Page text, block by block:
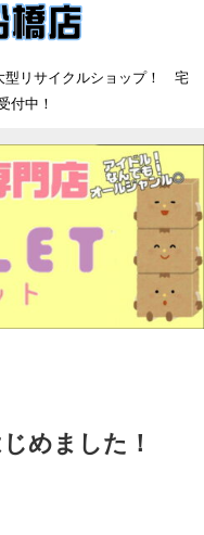
型リサイクルショップ！ 宅
付中！
めました！